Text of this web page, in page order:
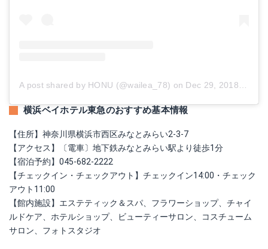
A post shared by HONU (@wailea_78) on Dec 29, 2018 at 9:04pm PST
横浜ベイホテル東急のおすすめ基本情報
【住所】神奈川県横浜市西区みなとみらい2-3-7
【アクセス】〔電車〕地下鉄みなとみらい駅より徒歩1分
【宿泊予約】045-682-2222
【チェックイン・チェックアウト】チェックイン14:00・チェック
アウト11:00
【館内施設】エステティック＆スパ、フラワーショップ、チャイ
ルドケア、ホテルショップ、ビューティーサロン、コスチューム
サロン、フォトスタジオ